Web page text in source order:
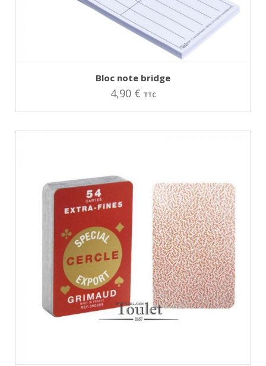
Bloc note bridge
4,90 € TTC